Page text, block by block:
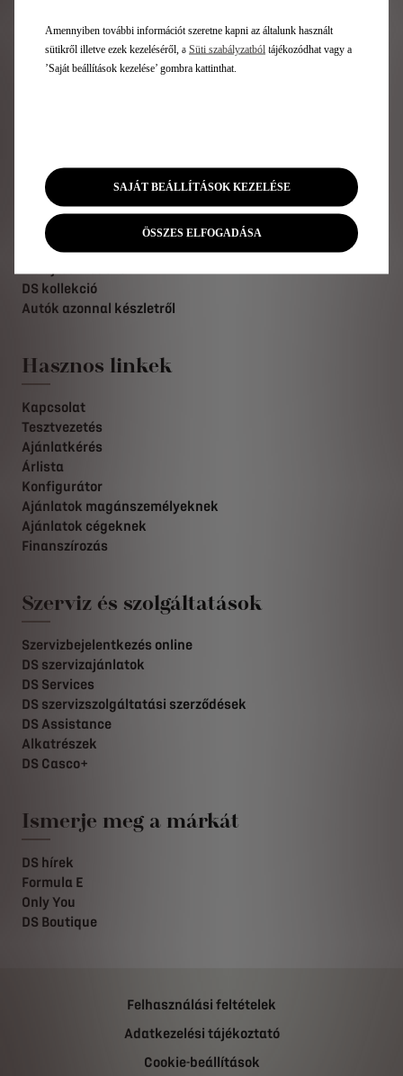
DS modellek
Elektromos autók
SUV modellek
DS kollekció
Autók azonnal készletről
Hasznos linkek
Kapcsolat
Tesztvezetés
Ajánlatkérés
Árlista
Konfigurátor
Ajánlatok magánszemélyeknek
Ajánlatok cégeknek
Finanszírozás
Szerviz és szolgáltatások
Szervizbejelentkezés online
DS szervizajánlatok
DS Services
DS szervizszolgáltatási szerződések
DS Assistance
Alkatrészek
DS Casco+
Ismerje meg a márkát
DS hírek
Formula E
Only You
DS Boutique
Felhasználási feltételek
Adatkezelési tájékoztató
Cookie-beállítások
Amennyiben további információt szeretne kapni az általunk használt
sütikről illetve ezek kezeléséről, a Süti szabályzatból tájékozódhat vagy a
’Saját beállítások kezelése’ gombra kattinthat.
SAJÁT BEÁLLÍTÁSOK KEZELÉSE
ÖSSZES ELFOGADÁSA